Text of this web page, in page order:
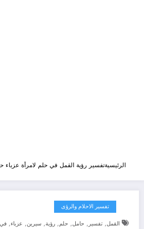
الرئيسيةتفسير رؤية القمل في حلم لامرأة عزباء
تفسير الاحلام والرؤى
القمل, تفسير , حامل, حلم, رؤية, سيرين, عزباء, في